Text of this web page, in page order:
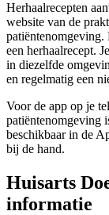
Herhaalrecepten
website van de
patiëntenomgeving.
een herhaalrecept.
in diezelfde
en regelmatig een
Voor de app op je
patiëntenomgeving
beschikbaar in de
bij de hand.
Huisarts
informatie